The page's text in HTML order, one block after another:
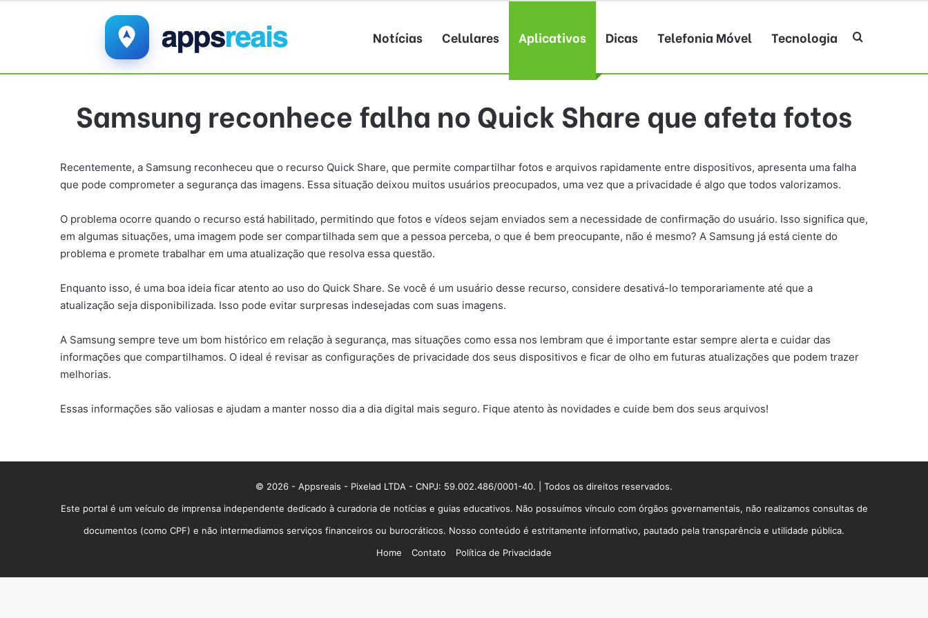
Notícias Celulares Aplicativos Dicas Telefonia Móvel Tecnologia Procurar por
Samsung reconhece falha no Quick Share que afeta fotos
Recentemente, a Samsung reconheceu que o recurso Quick Share, que permite compartilhar fotos e arquivos rapidamente entre dispositivos, apresenta uma falha
que pode comprometer a segurança das imagens. Essa situação deixou muitos usuários preocupados, uma vez que a privacidade é algo que todos valorizamos.
O problema ocorre quando o recurso está habilitado, permitindo que fotos e vídeos sejam enviados sem a necessidade de confirmação do usuário. Isso significa que,
em algumas situações, uma imagem pode ser compartilhada sem que a pessoa perceba, o que é bem preocupante, não é mesmo? A Samsung já está ciente do
problema e promete trabalhar em uma atualização que resolva essa questão.
Enquanto isso, é uma boa ideia ficar atento ao uso do Quick Share. Se você é um usuário desse recurso, considere desativá-lo temporariamente até que a
atualização seja disponibilizada. Isso pode evitar surpresas indesejadas com suas imagens.
A Samsung sempre teve um bom histórico em relação à segurança, mas situações como essa nos lembram que é importante estar sempre alerta e cuidar das
informações que compartilhamos. O ideal é revisar as configurações de privacidade dos seus dispositivos e ficar de olho em futuras atualizações que podem trazer
melhorias.
Essas informações são valiosas e ajudam a manter nosso dia a dia digital mais seguro. Fique atento às novidades e cuide bem dos seus arquivos!
© 2026 - Appsreais - Pixelad LTDA - CNPJ: 59.002.486/0001-40. | Todos os direitos reservados.
Este portal é um veículo de imprensa independente dedicado à curadoria de notícias e guias educativos. Não possuímos vínculo com órgãos governamentais, não realizamos consultas de
documentos (como CPF) e não intermediamos serviços financeiros ou burocráticos. Nosso conteúdo é estritamente informativo, pautado pela transparência e utilidade pública.
Home
Contato Política de Privacidade